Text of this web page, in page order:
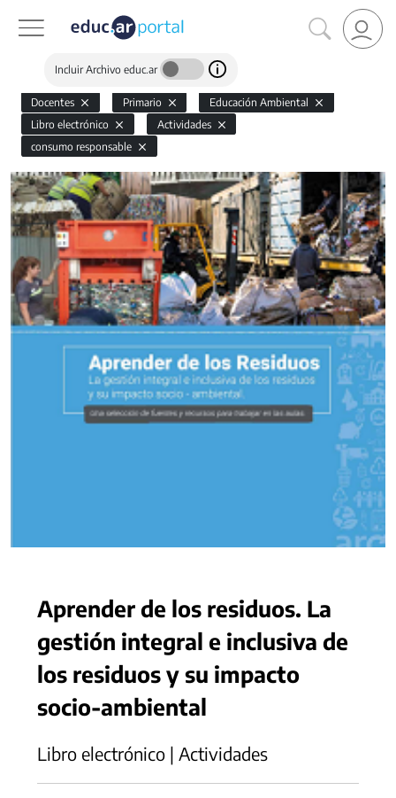
Incluir Archivo educ.ar
Docentes Primario
Educación Ambiental
Libro electrónico
Actividades
consumo responsable
Aprender de los residuos. La
gestión integral e inclusiva de
los residuos y su impacto
socio-ambiental
Libro electrónico | Actividades